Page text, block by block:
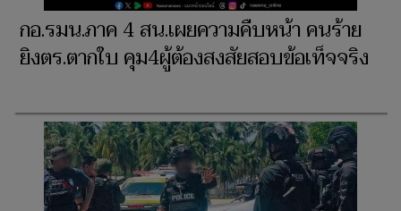
กอ.รมน.ภาค 4 สน.เผยความคืบหน้า คนร้าย
ยิงตร.ตากใบ คุม4ผู้ต้องสงสัยสอบข้อเท็จจริง